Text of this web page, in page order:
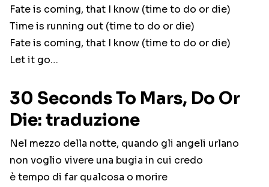
Fate is coming, that I know (time to do or die)
Time is running out (time to do or die)
Fate is coming, that I know (time to do or die)
Let it go…
30 Seconds To Mars, Do Or
Die: traduzione
Nel mezzo della notte, quando gli angeli urlano
non voglio vivere una bugia in cui credo
è tempo di far qualcosa o morire